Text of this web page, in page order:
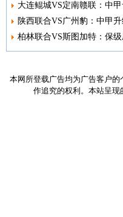
大连鲲城VS定南赣联：中
陕西联合VS广州豹：中甲
柏林联合VS斯图加特：保
本网所登载广告均为广告客户
作追究的权利。本站呈现